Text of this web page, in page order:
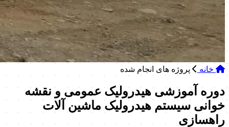
خانه پروژه های انجام شده
دوره آموزشی هیدرولیک عمومی و نقشه
خوانی سیستم هیدرولیک ماشین آلات
راهسازی